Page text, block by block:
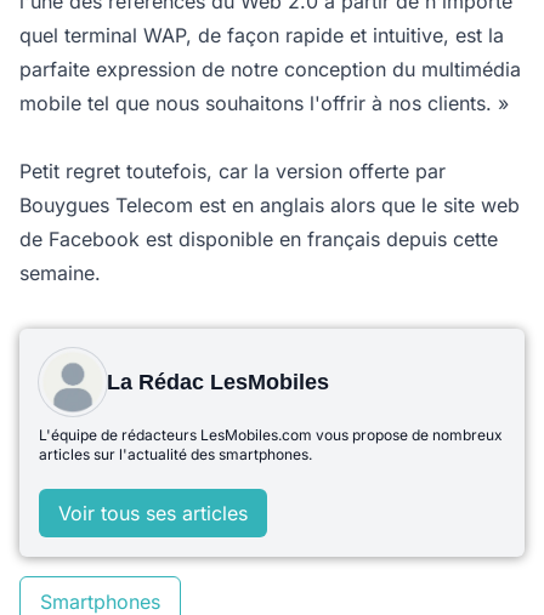
quel terminal WAP, de façon rapide et intuitive, est la
parfaite expression de notre conception du multimédia
mobile tel que nous souhaitons l'offrir à nos clients. »
Petit regret toutefois, car la version offerte par
Bouygues Telecom est en anglais alors que le site web
de Facebook est disponible en français depuis cette
semaine.
La Rédac LesMobiles
L'équipe de rédacteurs LesMobiles.com vous propose de nombreux
articles sur l'actualité des smartphones.
Voir tous ses articles
Smartphones